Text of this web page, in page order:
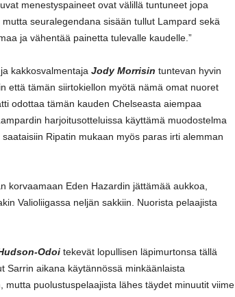
menestyspaineet ovat välillä tuntuneet jopa
seuralegendana sisään tullut Lampard sekä
ja vähentää painetta tulevalle kaudelle.”
kakkosvalmentaja Jody Morrisin tuntevan hyvin
että tämän siirtokiellon myötä nämä omat nuoret
odottaa tämän kauden Chelseasta aiempaa
harjoitusotteluissa käyttämä muodostelma
Ripatin mukaan myös paras irti alemman
korvaamaan Eden Hazardin jättämää aukkoa,
Valioliigassa neljän sakkiin. Nuorista pelaajista
Odoi tekevät lopullisen läpimurtonsa tällä
Sarrin aikana käytännössä minkäänlaista
puolustuspelaajista lähes täydet minuutit viime